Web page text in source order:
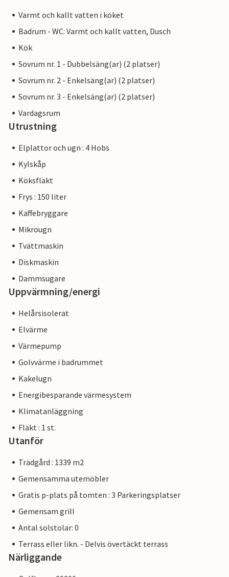
Varmt och kallt vatten i köket
Badrum - WC: Varmt och kallt vatten, Dusch
Kök
Sovrum nr. 1 - Dubbelsäng(ar) (2 platser)
Sovrum nr. 2 - Enkelsäng(ar) (2 platser)
Sovrum nr. 3 - Enkelsäng(ar) (2 platser)
Vardagsrum
Utrustning
Elplattor och ugn : 4 Hobs
Kylskåp
Köksfläkt
Frys : 150 liter
Kaffebryggare
Mikrougn
Tvättmaskin
Diskmaskin
Dammsugare
Uppvärmning/energi
Helårsisolerat
Elvärme
Värmepump
Golvvärme i badrummet
Kakelugn
Energibesparande värmesystem
Klimatanläggning
Fläkt : 1 st.
Utanför
Trädgård : 1339 m2
Gemensamma utemöbler
Gratis p-plats på tomten : 3 Parkeringsplatser
Gemensam grill
Antal solstolar: 0
Terrass eller likn. - Delvis övertäckt terrass
Närliggande